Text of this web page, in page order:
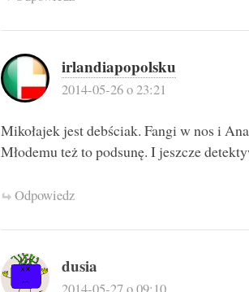
irlandiapopolsku
2014-05-26 o 23:21
Mikołajek jest debściak. Fangi w nos i
Młodemu też to podsunę. I jeszcze
Odpowiedz
dusia
2014-05-27 o 09:10